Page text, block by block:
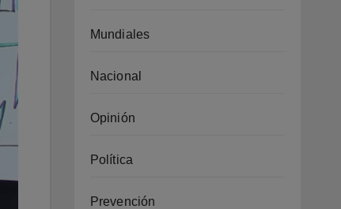
Mundiales
Nacional
Opinión
Política
Prevención